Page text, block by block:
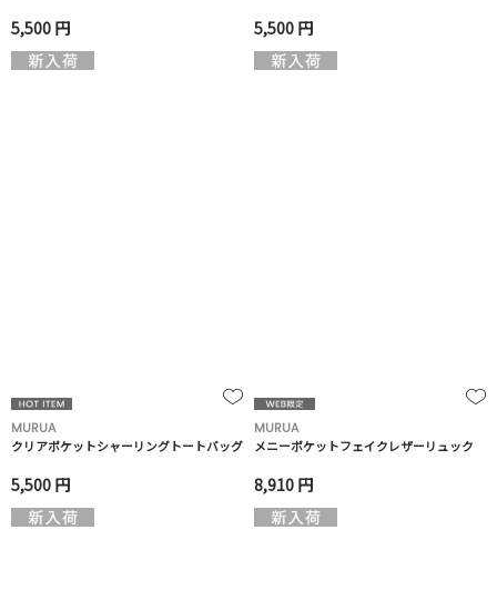
5,500 円 5,500 円
MURUA
クリアポケットシャーリングトートバッグ
5,500 円
MURUA
メニーポケットフェイクレザーリュック
8,910 円